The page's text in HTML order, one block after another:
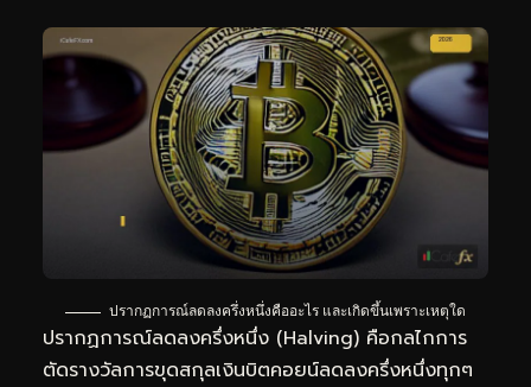
ปรากฏการณ์ลดลงครึ่งหนึ่งคืออะไร และเกิดขึ้นเพราะเหตุใด
ปรากฏการณ์ลดลงครึ่งหนึ่ง (Halving) คือกลไกการ
ตัดรางวัลการขุดสกุลเงินบิตคอยน์ลดลงครึ่งหนึ่งทุกๆ